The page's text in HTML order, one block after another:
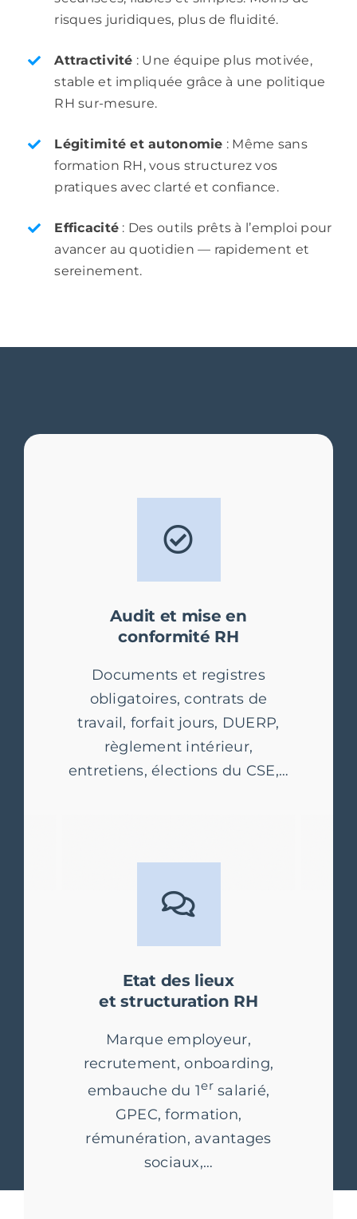
risques juridiques, plus de fluidité.
Attractivité : Une équipe plus motivée,
stable et impliquée grâce à une politique
RH sur-mesure.
Légitimité et autonomie : Même sans
formation RH, vous structurez vos
pratiques avec clarté et confiance.
Efficacité : Des outils prêts à l’emploi pour
avancer au quotidien — rapidement et
sereinement.
Audit et mise en
conformité RH
Documents et registres
obligatoires, contrats de
travail, forfait jours, DUERP,
règlement intérieur,
entretiens, élections du CSE,…
Etat des lieux
et structuration RH
Marque employeur,
recrutement, onboarding,
embauche du 1er salarié,
GPEC, formation,
rémunération, avantages
sociaux,…